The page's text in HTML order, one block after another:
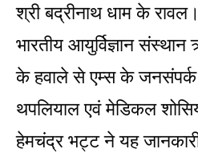
श्री बद्रीनाथ धाम के रावल।
भारतीय आयुर्विज्ञान संस्थान
के हवाले से एम्स के जनसंपर्क
थपलियाल एवं मेडिकल
हेमचंद्र भट्ट ने यह